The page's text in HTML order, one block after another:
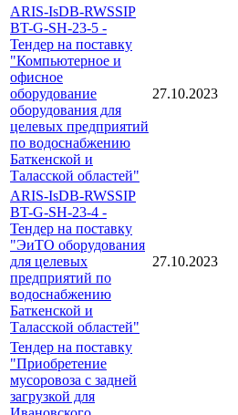
ARIS-IsDB-RWSSIP
BT-G-SH-23-5 -
Тендер на поставку
"Компьютерное и
офисное
оборудование
оборудования для
целевых предприятий
по водоснабжению
Баткенской и
Таласской областей"
27.10.2023
ARIS-IsDB-RWSSIP
BT-G-SH-23-4 -
Тендер на поставку
"ЭиТО оборудования
для целевых
предприятий по
водоснабжению
Баткенской и
Таласской областей"
27.10.2023
Тендер на поставку
"Приобретение
мусоровоза с задней
загрузкой для